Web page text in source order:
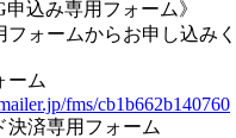
込み専用フォーム》
フォームからお申し込み
ーム
fms/cb1b662b140760
済専用フォーム